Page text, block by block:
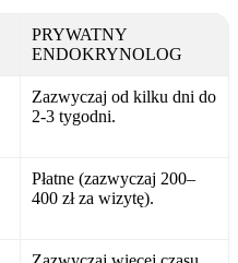
PRYWATNY
ENDOKRYNOLOG
Zazwyczaj od kilku dni do
2-3 tygodni.
Płatne (zazwyczaj 200–
400 zł za wizytę).